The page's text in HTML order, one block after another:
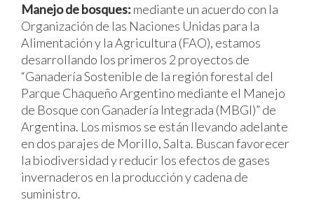
Manejo de bosques: mediante un acuerdo con la
Organización de las Naciones Unidas para la
Alimentación y la Agricultura (FAO), estamos
desarrollando los primeros 2 proyectos de
“Ganadería Sostenible de la región forestal del
Parque Chaqueño Argentino mediante el Manejo
de Bosque con Ganadería Integrada (MBGI)” de
Argentina. Los mismos se están llevando adelante
en dos parajes de Morillo, Salta. Buscan favorecer
la biodiversidad y reducir los efectos de gases
invernaderos en la producción y cadena de
suministro.